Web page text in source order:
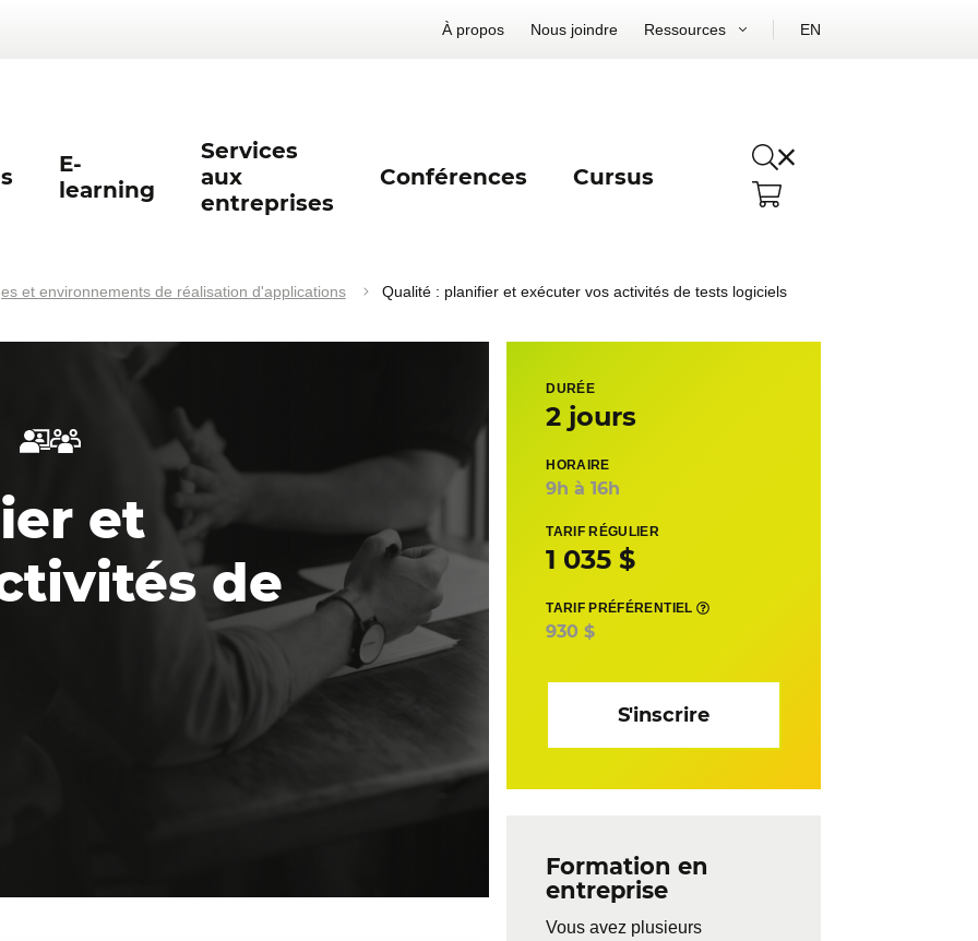
À propos Nous joindre Ressources EN
E-
learning
Services
aux
entreprises
Conférences Cursus
et environnements de réalisation d'applications Qualité : planifier et exécuter vos activités de tests logiciels
et
de
DURÉE
2 jours
HORAIRE
9h à 16h
TARIF RÉGULIER
1 035 $
TARIF PRÉFÉRENTIEL
930 $
S'inscrire
Formation en
entreprise
Vous avez plusieurs